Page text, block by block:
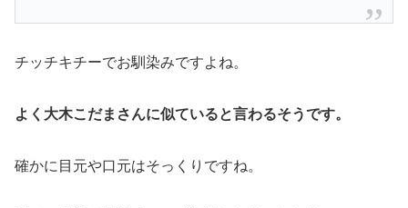
チッチキチーでお馴染みですよね。
よく大木こだまさんに似ていると言わるそうです。
確かに目元や口元はそっくりですね。